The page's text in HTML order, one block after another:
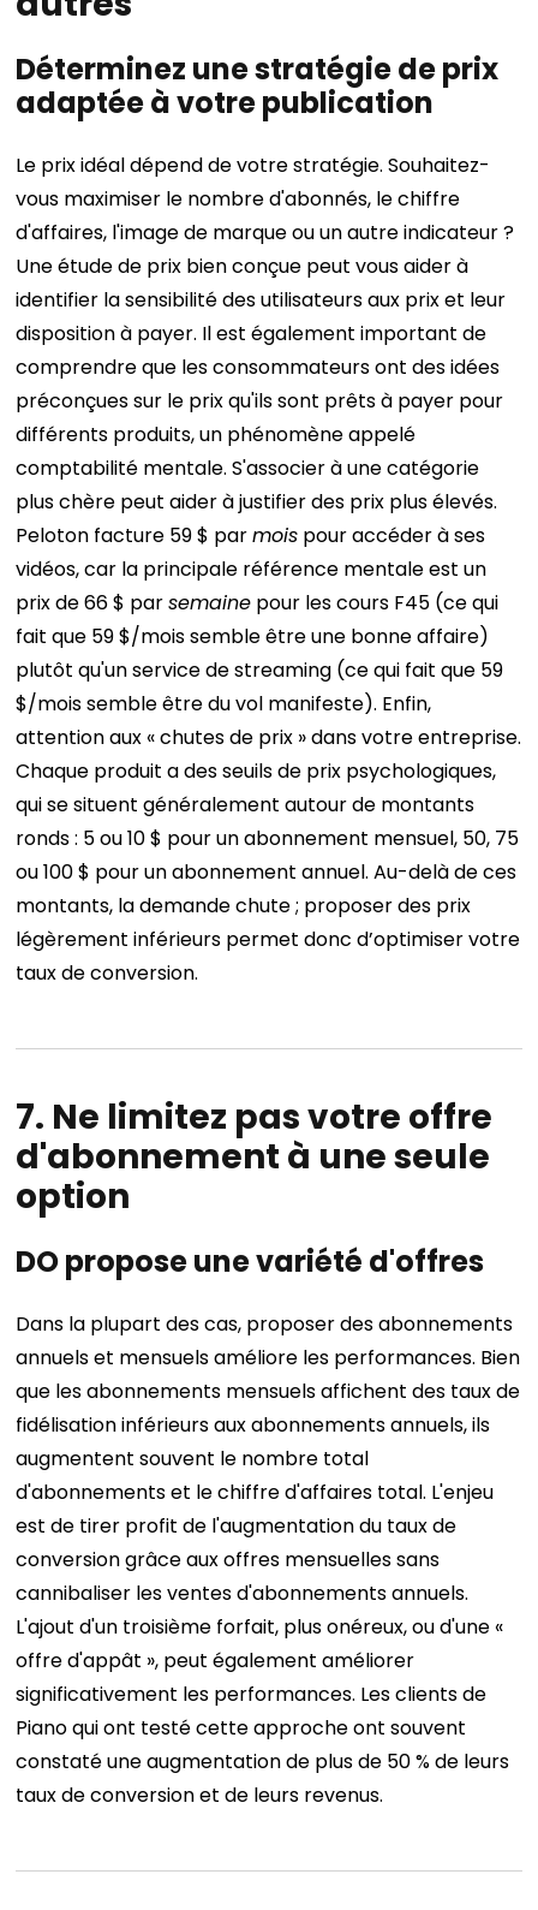
Déterminez une stratégie de prix
adaptée à votre publication
Le prix idéal dépend de votre stratégie. Souhaitez-
vous maximiser le nombre d'abonnés, le chiffre
d'affaires, l'image de marque ou un autre indicateur ?
Une étude de prix bien conçue peut vous aider à
identifier la sensibilité des utilisateurs aux prix et leur
disposition à payer. Il est également important de
comprendre que les consommateurs ont des idées
préconçues sur le prix qu'ils sont prêts à payer pour
différents produits, un phénomène appelé
comptabilité mentale. S'associer à une catégorie
plus chère peut aider à justifier des prix plus élevés.
Peloton facture 59 $ parmois pour accéder à ses
vidéos, car la principale référence mentale est un
prix de 66 $ parsemaine pour les cours F45 (ce qui
fait que 59 $/mois semble être une bonne affaire)
plutôt qu'un service de streaming (ce qui fait que 59
$/mois semble être du vol manifeste). Enfin,
attention aux « chutes de prix » dans votre entreprise.
Chaque produit a des seuils de prix psychologiques,
qui se situent généralement autour de montants
ronds : 5 ou 10 $ pour un abonnement mensuel, 50, 75
ou 100 $ pour un abonnement annuel. Au-delà de ces
montants, la demande chute ; proposer des prix
légèrement inférieurs permet donc d’optimiser votre
taux de conversion.
7. Ne limitez pas votre offre
d'abonnement à une seule
option
DO propose une variété d'offres
Dans la plupart des cas, proposer des abonnements
annuels et mensuels améliore les performances. Bien
que les abonnements mensuels affichent des taux de
fidélisation inférieurs aux abonnements annuels, ils
augmentent souvent le nombre total
d'abonnements et le chiffre d'affaires total. L'enjeu
est de tirer profit de l'augmentation du taux de
conversion grâce aux offres mensuelles sans
cannibaliser les ventes d'abonnements annuels.
L'ajout d'un troisième forfait, plus onéreux, ou d'une «
offre d'appât », peut également améliorer
significativement les performances. Les clients de
Piano qui ont testé cette approche ont souvent
constaté une augmentation de plus de 50 % de leurs
taux de conversion et de leurs revenus.